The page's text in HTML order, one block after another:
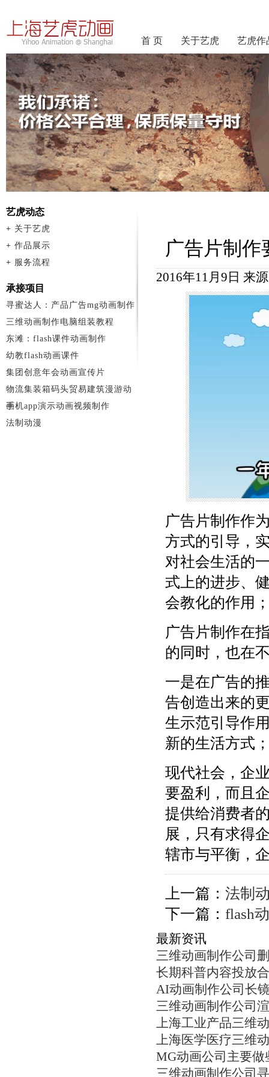
首 页 关于艺虎 艺虎作
广告片制作
2016年11月9日 来
广告片制作作
方式的引导，
对社会生活的
式上的进步、
会教化的作用
广告片制作在
的同时，也在
一是在广告的
告创造出来的
生示范引导作
新的生活方式
现代社会，企
要盈利，而且
提供给消费者
展，只有求得
辖市与平衡，
上一篇： 法制
下一篇： flash
最新资讯
三维动画制作公司
长期科普内容投放
AI动画制作公司长
三维动画制作公司
上海工业产品三维
上海医学医疗三维
MG动画公司主要做
三维动画制作公司
艺虎动态
+ 关于艺虎
+ 作品展示
+ 服务流程
承接项目
寻蜜达人：产品广告mg动画制作
三维动画制作电脑组装教程
东滩：flash课件动画制作
幼教flash动画课件
集团创意年会动画宣传片
物流集装箱码头贸易建筑漫游动
画
手机app演示动画视频制作
法制动漫